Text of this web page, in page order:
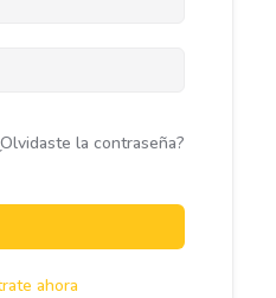
la contraseña?
ahora